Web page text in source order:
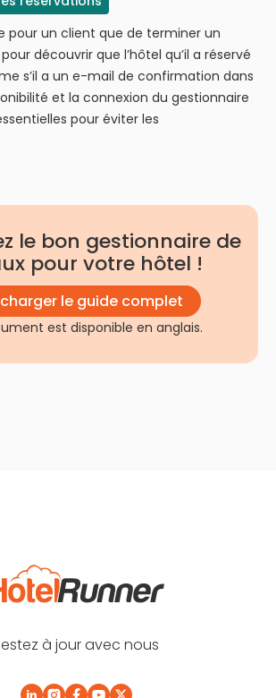
pour un client que de terminer un
découvrir que l’hôtel qu’il a réservé
s’il a un e-mail de confirmation dans
et la connexion du gestionnaire
pour éviter les
le bon gestionnaire de
pour votre hôtel !
le guide complet
est disponible en anglais.
à jour avec nous